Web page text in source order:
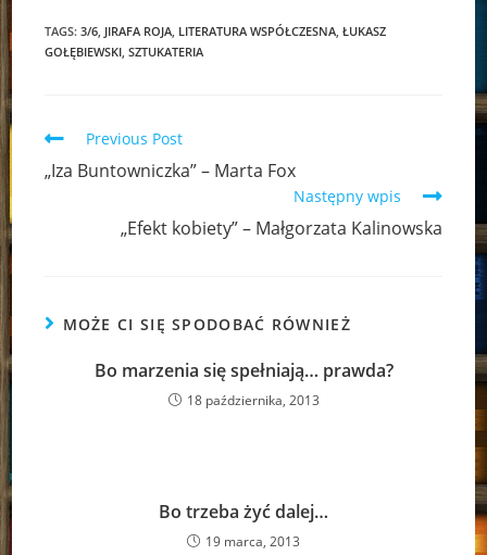
TAGS:3/6 JIRAFA ROJA LITERATURA WSPÓŁCZESNA ŁUKASZ
GOŁĘBIEWSKI SZTUKATERIA
Read
articles
Previous Post
„Iza Buntowniczka” – Marta Fox
Następny wpis
„Efekt kobiety” – Małgorzata Kalinowska
MOŻE CI SIĘ SPODOBAĆ RÓWNIEŻ
Bo marzenia się spełniają… prawda?
18 października, 2013
Bo trzeba żyć dalej…
19 marca, 2013